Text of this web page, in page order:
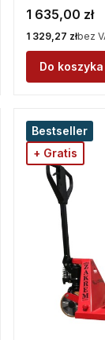
Cena
1 635,00 zł
Cena
1 329,27 złbez
Do koszyka
Bestseller
+ Gratis